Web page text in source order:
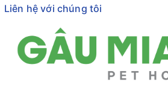
Liên hệ với chúng tôi